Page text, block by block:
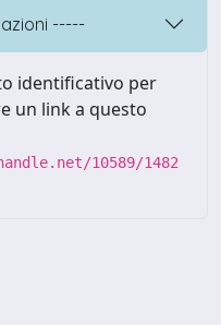
-----
identificativo per
un link a questo
10589/1482